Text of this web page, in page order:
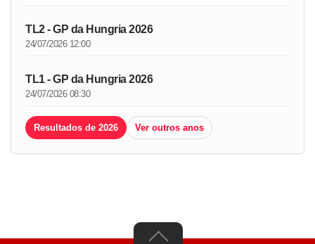
TL2 - GP da Hungria 2026
24/07/2026 12:00
TL1 - GP da Hungria 2026
24/07/2026 08:30
Resultados de 2026 Ver outros anos